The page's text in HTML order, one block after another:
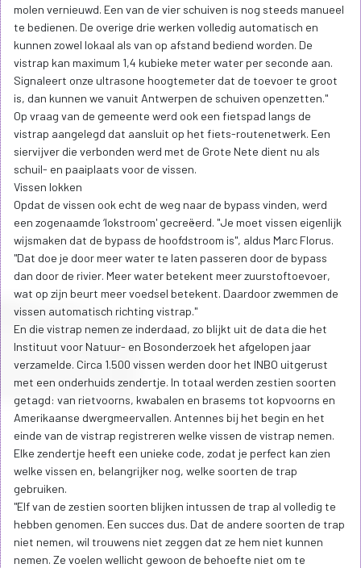
molen vernieuwd. Een van de vier schuiven is nog steeds manueel
te bedienen. De overige drie werken volledig automatisch en
kunnen zowel lokaal als van op afstand bediend worden. De
vistrap kan maximum 1,4 kubieke meter water per seconde aan.
Signaleert onze ultrasone hoogtemeter dat de toevoer te groot
is, dan kunnen we vanuit Antwerpen de schuiven openzetten."
Op vraag van de gemeente werd ook een fietspad langs de
vistrap aangelegd dat aansluit op het fiets-routenetwerk. Een
siervijver die verbonden werd met de Grote Nete dient nu als
schuil- en paaiplaats voor de vissen.
Vissen lokken
Opdat de vissen ook echt de weg naar de bypass vinden, werd
een zogenaamde ‘lokstroom' gecreëerd. "Je moet vissen eigenlijk
wijsmaken dat de bypass de hoofdstroom is", aldus Marc Florus.
"Dat doe je door meer water te laten passeren door de bypass
dan door de rivier. Meer water betekent meer zuurstoftoevoer,
wat op zijn beurt meer voedsel betekent. Daardoor zwemmen de
vissen automatisch richting vistrap."
En die vistrap nemen ze inderdaad, zo blijkt uit de data die het
Instituut voor Natuur- en Bosonderzoek het afgelopen jaar
verzamelde. Circa 1.500 vissen werden door het INBO uitgerust
met een onderhuids zendertje. In totaal werden zestien soorten
getagd: van rietvoorns, kwabalen en brasems tot kopvoorns en
Amerikaanse dwergmeervallen. Antennes bij het begin en het
einde van de vistrap registreren welke vissen de vistrap nemen.
Elke zendertje heeft een unieke code, zodat je perfect kan zien
welke vissen en, belangrijker nog, welke soorten de trap
gebruiken.
"Elf van de zestien soorten blijken intussen de trap al volledig te
hebben genomen. Een succes dus. Dat de andere soorten de trap
niet nemen, wil trouwens niet zeggen dat ze hem niet kunnen
nemen. Ze voelen wellicht gewoon de behoefte niet om te